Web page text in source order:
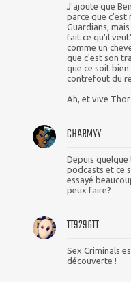
J'ajoute que
parce que c'est
Guardians,
fait ce qu'il
comme un
que c'est son
que ce soit bien
contrefout du
Ah, et vive Thor
CHARMYY
Depuis quelque
podcasts et ce
essayé
peux faire?
TT9296TT
Sex Criminals
découverte !